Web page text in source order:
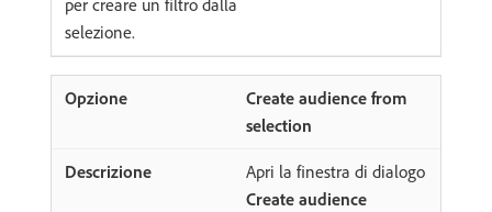
per creare un filtro dalla
selezione.
Create audience from
selection
Apri la finestra di dialogo
Create audience